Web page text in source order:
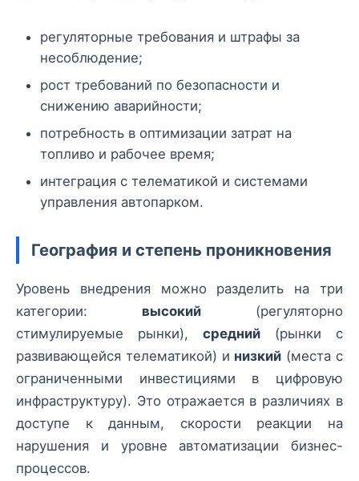
регуляторные требования и штрафы за
несоблюдение;
рост требований по безопасности и
снижению аварийности;
потребность в оптимизации затрат на
топливо и рабочее время;
интеграция с телематикой и системами
управления автопарком.
География и степень проникновения
Уровень внедрения можно разделить на три
категории: высокий (регуляторно
стимулируемые рынки), средний (рынки с
развивающейся телематикой) и низкий (места с
ограниченными инвестициями в цифровую
инфраструктуру). Это отражается в различиях в
доступе к данным, скорости реакции на
нарушения и уровне автоматизации бизнес-
процессов.